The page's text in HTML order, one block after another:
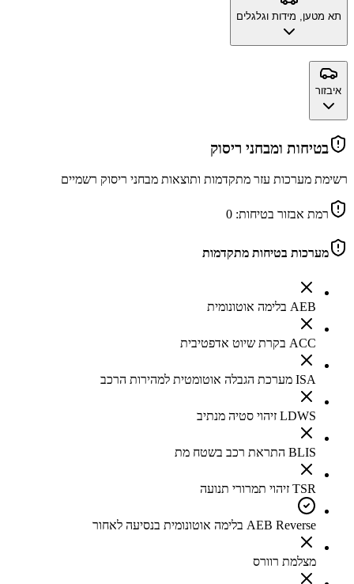
תא מטען, מידות וגלגלים
איבזור
בטיחות ומבחני ריסוק
רשימת מערכות עזר מתקדמות ותוצאות מבחני ריסוק רשמיים
רמת אבזור בטיחות: 0
מערכות בטיחות מתקדמות
AEB בלימה אוטונומית
ACC בקרת שיוט אדפטיבית
ISA מערכת הגבלה אוטומטית למהירות הרכב
LDWS זיהוי סטיה מנתיב
BLIS התראת רכב בשטח מת
TSR זיהוי תמרורי תנועה
AEB Reverse בלימה אוטונומית בנסיעה לאחור
מצלמת רוורס